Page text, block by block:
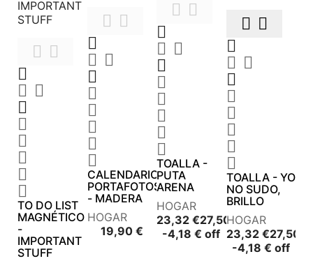
 

 






TO DO LIST
MAGNÉTICO
-
IMPORTANT
STUFF
 

 






CALENDARIO
PORTAFOTOS
- MADERA
HOGAR
19,90 €Precio
 

 






TOALLA -
PUTA
ARENA
HOGAR
23,32 €27,50 €
Precio
-4,18 € offPrecio
 

 






TOALLA - YO
NO SUDO,
BRILLO
HOGAR
23,32 €27,50 €
Precio
-4,18 € off